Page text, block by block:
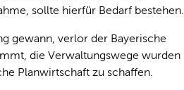
sollte hierfür Bedarf bestehen.
gewann, verlor der Bayerische
die Verwaltungswege wurden
Planwirtschaft zu schaffen.